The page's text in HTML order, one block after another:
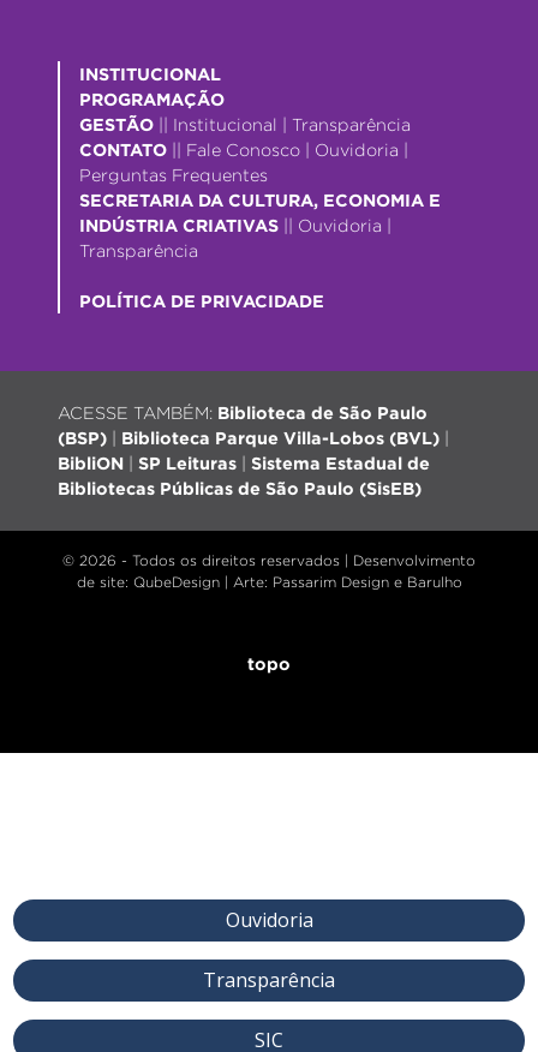
INSTITUCIONAL
PROGRAMAÇÃO
GESTÃO
Institucional
Transparência
CONTATO
Fale Conosco Ouvidoria
Perguntas Frequentes
SECRETARIA DA CULTURA, ECONOMIA E
INDÚSTRIA CRIATIVAS
Ouvidoria
Transparência
POLÍTICA DE PRIVACIDADE
ACESSE TAMBÉM: Biblioteca de São Paulo
(BSP)
Biblioteca Parque Villa-Lobos (BVL)
BibliON
SP Leituras
Sistema Estadual de
Bibliotecas Públicas de São Paulo (SisEB)
© 2026 - Todos os direitos reservados | Desenvolvimento
de site: QubeDesign | Arte: Passarim Design e Barulho
topo
Ouvidoria
Transparência
SIC